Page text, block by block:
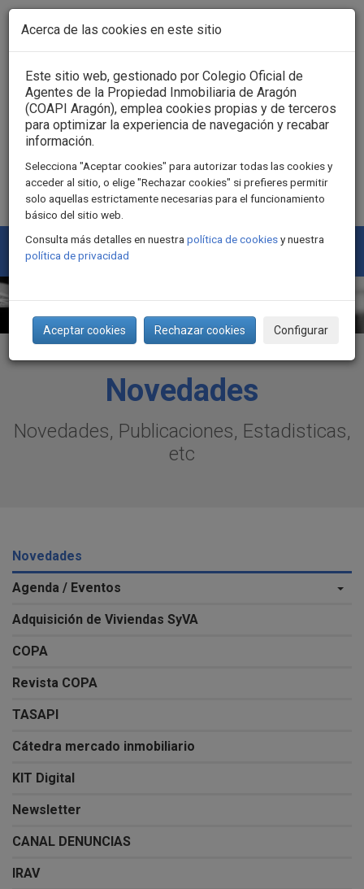
Pasar al contenido principal
Acceso usuarios
Novedades
Novedades, Publicaciones, Estadisticas,
etc
Novedades
Agenda / Eventos
Adquisición de Viviendas SyVA
COPA
Revista COPA
TASAPI
Cátedra mercado inmobiliario
KIT Digital
Newsletter
CANAL DENUNCIAS
IRAV
Acerca de las cookies en este sitio
Este sitio web, gestionado por Colegio Oficial de
Agentes de la Propiedad Inmobiliaria de Aragón
(COAPI Aragón), emplea cookies propias y de terceros
para optimizar la experiencia de navegación y recabar
información.
Selecciona "Aceptar cookies" para autorizar todas las cookies y
acceder al sitio, o elige "Rechazar cookies" si prefieres permitir
solo aquellas estrictamente necesarias para el funcionamiento
básico del sitio web.
Consulta más detalles en nuestra política de cookiesy nuestra
política de privacidad
Aceptar cookies Rechazar cookies Configurar